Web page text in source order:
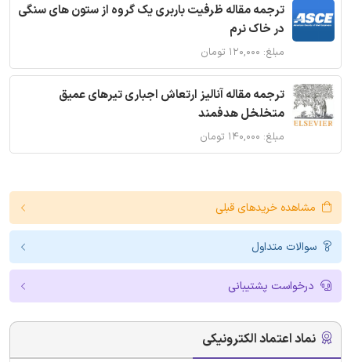
ترجمه مقاله ظرفیت باربری یک گروه از ستون های سنگی
در خاک نرم
مبلغ: ۱۲۰,۰۰۰ تومان
ترجمه مقاله آنالیز ارتعاش اجباری تیرهای عمیق
متخلخل هدفمند
مبلغ: ۱۴۰,۰۰۰ تومان
مشاهده خریدهای قبلی
سوالات متداول
درخواست پشتیبانی
نماد اعتماد الکترونیکی